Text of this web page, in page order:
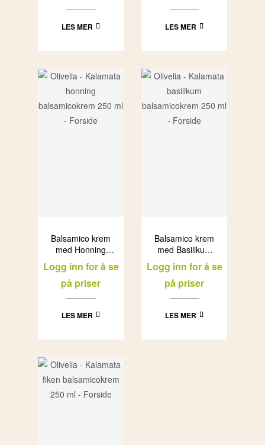
LES MER LES MER
Balsamico krem
med Honning
Messino
(12x250g)
Logg inn for å se
på priser
LES MER
Balsamico krem
med Basilikum
Messino
(12x250g)
Logg inn for å se
på priser
LES MER